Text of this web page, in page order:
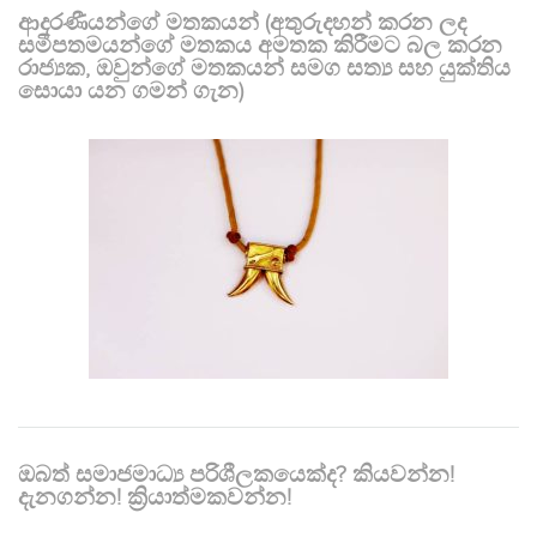
ආදරණීයන්ගේ මතකයන් (අතුරුදහන් කරන ලද
සමීපතමයන්ගේ මතකය අමතක කිරීමට බල කරන
රාජ්‍යක, ඔවුන්ගේ මතකයන් සමග සත්‍ය සහ යුක්තිය
සොයා යන ගමන් ගැන)
ඔබත් සමාජමාධ්‍ය පරිශීලකයෙක්ද? කියවන්න!
දැනගන්න! ක්‍රියාත්මකවන්න!